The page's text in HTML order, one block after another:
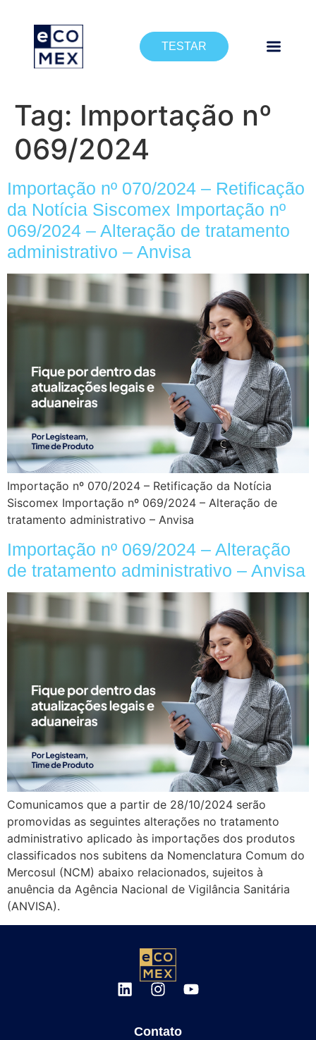
TESTAR
Tag: Importação nº
069/2024
Importação nº 070/2024 – Retificação
da Notícia Siscomex Importação nº
069/2024 – Alteração de tratamento
administrativo – Anvisa
Importação nº 070/2024 – Retificação da Notícia
Siscomex Importação nº 069/2024 – Alteração de
tratamento administrativo – Anvisa
Importação nº 069/2024 – Alteração
de tratamento administrativo – Anvisa
Comunicamos que a partir de 28/10/2024 serão
promovidas as seguintes alterações no tratamento
administrativo aplicado às importações dos produtos
classificados nos subitens da Nomenclatura Comum do
Mercosul (NCM) abaixo relacionados, sujeitos à
anuência da Agência Nacional de Vigilância Sanitária
(ANVISA).
Contato